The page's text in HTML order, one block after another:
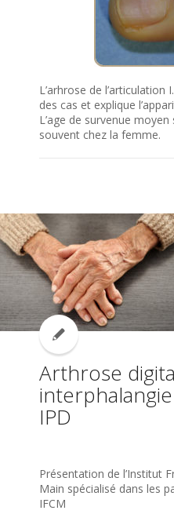
L’arhrose de l’articulation
des cas et explique
L’age de survenue
souvent chez la femme.
Arthrose
IPD
Présentation de l’Institut
Main spécialisé dans les
IFCM